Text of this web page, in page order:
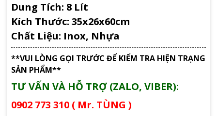
Dung Tích: 8 Lít
Kích Thước: 35x26x60cm
Chất Liệu: Inox, Nhựa
**VUI LÒNG GỌI TRƯỚC ĐỂ KIỂM TRA HIỆN TRẠNG
SẢN PHẨM**
TƯ VẤN VÀ HỖ TRỢ (ZALO, VIBER):
0902 773 310 ( Mr. TÙNG )